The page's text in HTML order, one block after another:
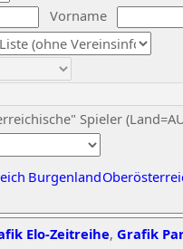
Vorname
Spieler
Burgenland
Elo-Zeitreihe, Grafik